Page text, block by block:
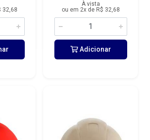
32,68
À vista
ou em 2x de R$ 32,68
Adicionar